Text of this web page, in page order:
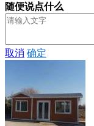
随便说点什么
取消 确定